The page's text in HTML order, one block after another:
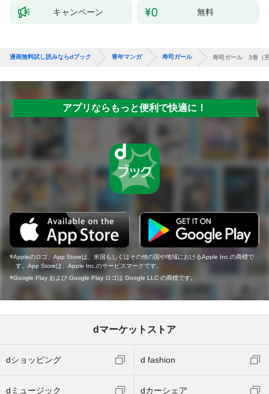
キャンペーン 無料
漫画無料試し読みならdブック 青年マンガ 寿司ガール 寿司ガール 3巻（
アプリならもっと便利で快適に！
Appleのロゴ、App Storeは、米国もしくはその他の国や地域におけるApple Inc.の商標で
す。App Storeは、Apple Inc.のサービスマークです。
Google Play および Google Play ロゴは Google LLC の商標です。
dマーケットストア
dショッピング d fashion
dミュージック dカーシェア